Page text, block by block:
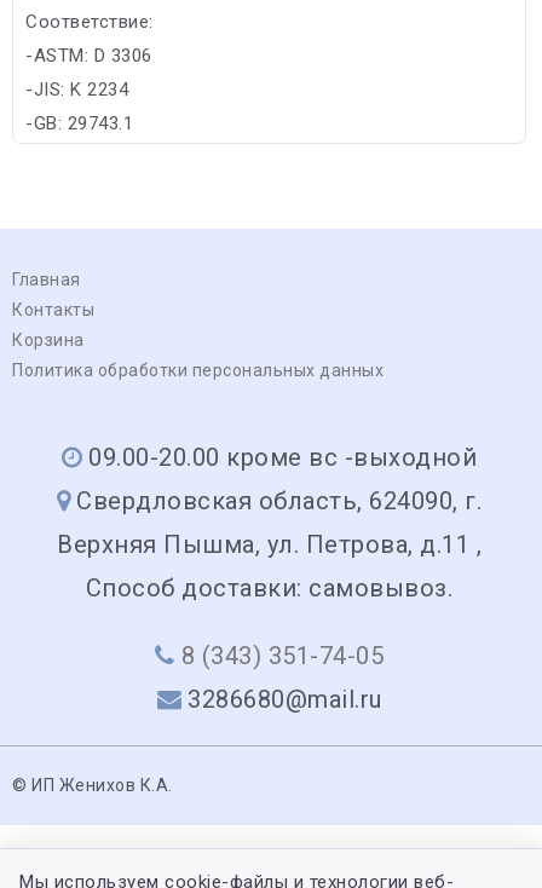
Соответствие:
-ASTM: D 3306
-JIS: K 2234
-GB: 29743.1
Главная
Контакты
Корзина
Политика обработки персональных данных
09.00-20.00 кроме вс -выходной
Свердловская область, 624090, г.
Верхняя Пышма, ул. Петрова, д.11 ,
Способ доставки: самовывоз.
8 (343) 351-74-05
3286680@mail.ru
© ИП Женихов К.А.
Мы используем cookie-файлы и технологии веб-